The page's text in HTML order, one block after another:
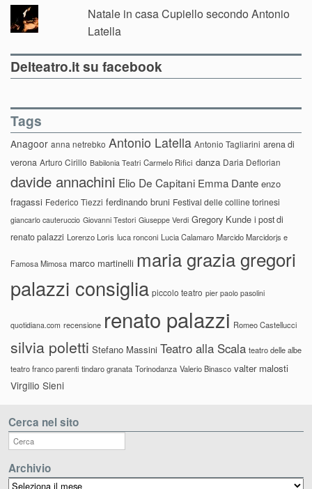
Natale in casa Cupiello secondo Antonio
Latella
Delteatro.it su facebook
Tags
Anagoor anna netrebko Antonio Latella Antonio Tagliarini arena di
verona Arturo Cirillo Babilonia Teatri Carmelo Rifici danza Daria Deflorian
davide annachini Elio De Capitani Emma Dante enzo
fragassi Federico Tiezzi ferdinando bruni Festival delle colline torinesi
giancarlo cauteruccio Giovanni Testori Giuseppe Verdi Gregory Kunde i post di
renato palazzi Lorenzo Loris luca ronconi Lucia Calamaro Marcido Marcidorjs e
Famosa Mimosa marco martinelli maria grazia gregori
palazzi consiglia piccolo teatro pier paolo pasolini
quotidiana.com recensione renato palazzi Romeo Castellucci
silvia poletti Stefano Massini Teatro alla Scala teatro delle albe
teatro franco parenti tindaro granata Torinodanza Valerio Binasco valter malosti
Virgilio Sieni
Cerca nel sito
Archivio
Archivio